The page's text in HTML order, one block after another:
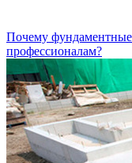
Почему
профессионалам?